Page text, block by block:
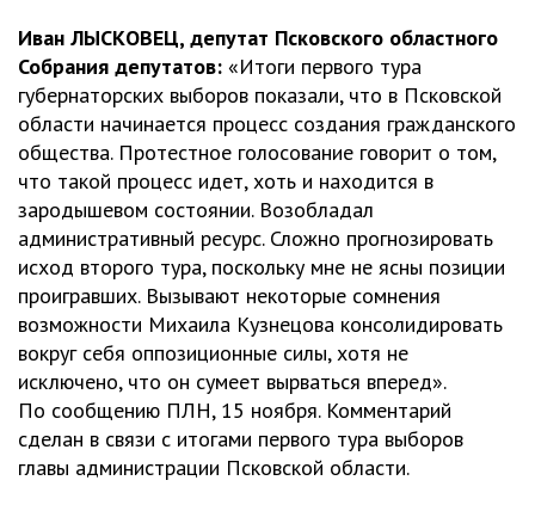
Иван ЛЫСКОВЕЦ, депутат Псковского областного
Собрания депутатов: «Итоги первого тура
губернаторских выборов показали, что в Псковской
области начинается процесс создания гражданского
общества. Протестное голосование говорит о том,
что такой процесс идет, хоть и находится в
зародышевом состоянии. Возобладал
административный ресурс. Сложно прогнозировать
исход второго тура, поскольку мне не ясны позиции
проигравших. Вызывают некоторые сомнения
возможности Михаила Кузнецова консолидировать
вокруг себя оппозиционные силы, хотя не
исключено, что он сумеет вырваться вперед».
По сообщению ПЛН, 15 ноября. Комментарий
сделан в связи с итогами первого тура выборов
главы администрации Псковской области.